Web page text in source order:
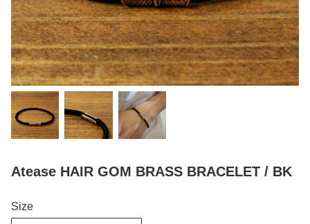
Atease HAIR GOM BRASS BRACELET / BK
Size